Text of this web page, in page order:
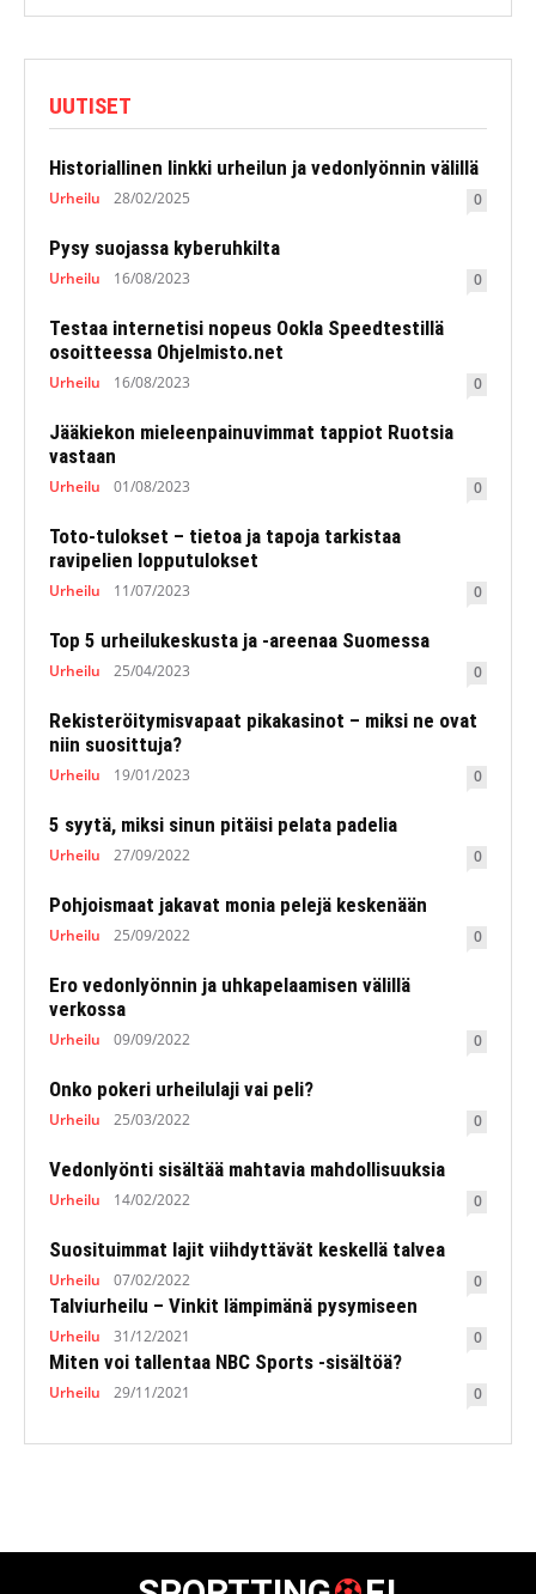
UUTISET
Historiallinen linkki urheilun ja vedonlyönnin välillä
Urheilu 28/02/2025 0
Pysy suojassa kyberuhkilta
Urheilu 16/08/2023 0
Testaa internetisi nopeus Ookla Speedtestillä
osoitteessa Ohjelmisto.net
Urheilu 16/08/2023 0
Jääkiekon mieleenpainuvimmat tappiot Ruotsia
vastaan
Urheilu 01/08/2023 0
Toto-tulokset – tietoa ja tapoja tarkistaa
ravipelien lopputulokset
Urheilu 11/07/2023 0
Top 5 urheilukeskusta ja -areenaa Suomessa
Urheilu 25/04/2023 0
Rekisteröitymisvapaat pikakasinot – miksi ne ovat
niin suosittuja?
Urheilu 19/01/2023 0
5 syytä, miksi sinun pitäisi pelata padelia
Urheilu 27/09/2022 0
Pohjoismaat jakavat monia pelejä keskenään
Urheilu 25/09/2022 0
Ero vedonlyönnin ja uhkapelaamisen välillä
verkossa
Urheilu 09/09/2022 0
Onko pokeri urheilulaji vai peli?
Urheilu 25/03/2022 0
Vedonlyönti sisältää mahtavia mahdollisuuksia
Urheilu 14/02/2022 0
Suosituimmat lajit viihdyttävät keskellä talvea
Urheilu 07/02/2022 0
Talviurheilu – Vinkit lämpimänä pysymiseen
Urheilu 31/12/2021 0
Miten voi tallentaa NBC Sports -sisältöä?
Urheilu 29/11/2021 0